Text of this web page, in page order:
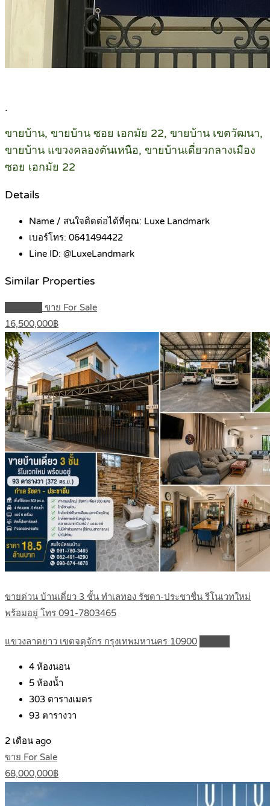
.
ขายบ้าน, ขายบ้าน ซอย เอกมัย 22, ขายบ้าน เขตวัฒนา,
ขายบ้าน แขวงคลองตันเหนือ, ขายบ้านเดี่ยวกลางเมือง
ซอย เอกมัย 22
Details
Name / สนใจติดต่อได้ที่คุณ: Luxe Landmark
เบอร์โทร: 0641494422
Line ID: @LuxeLandmark
Similar Properties
ขาย For Sale
16,500,000฿
ขายด่วน บ้านเดี่ยว 3 ชั้น ทำเลทอง รัชดา-ประชาชื่น รีโนเวทใหม่
พร้อมอยู่ โทร 091-7803465
แขวงลาดยาว เขตจตุจักร กรุงเทพมหานคร 10900
4 ห้องนอน
5 ห้องน้ำ
303 ตารางเมตร
93 ตารางวา
2 เดือน ago
ขาย For Sale
68,000,000฿